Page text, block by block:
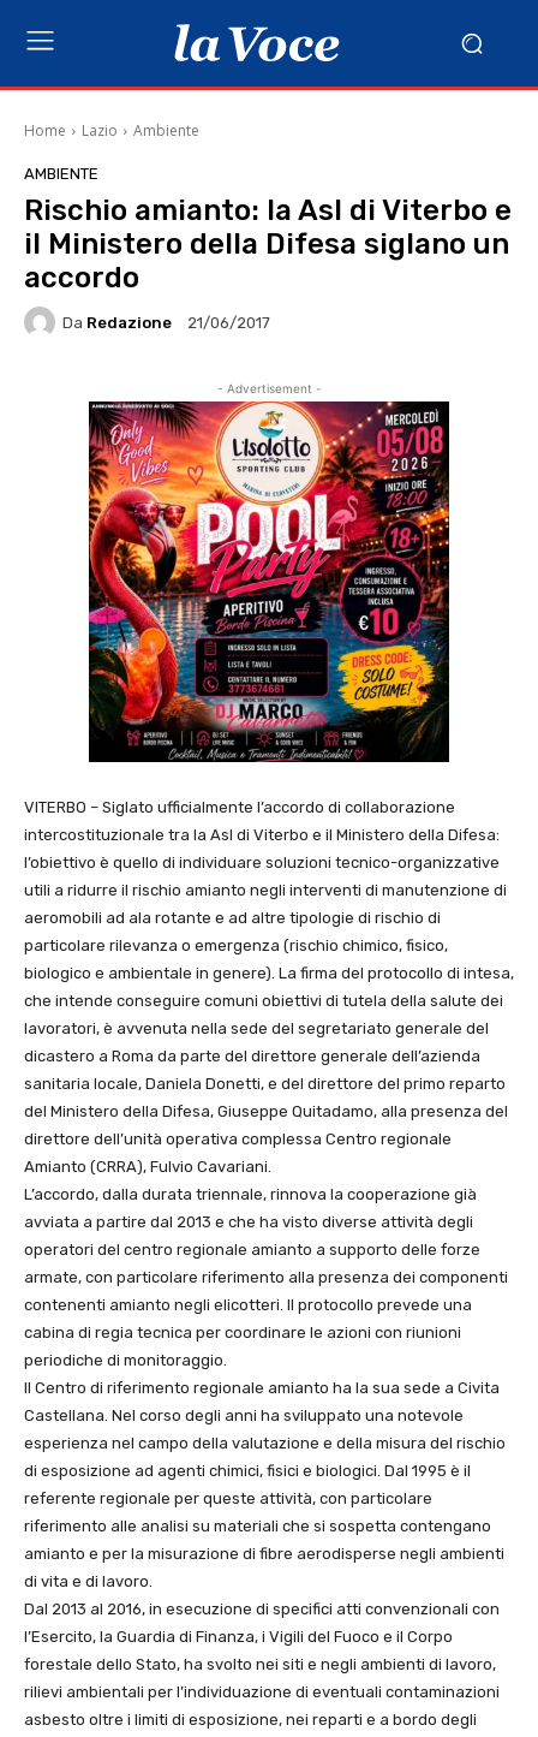
Home Lazio Ambiente
AMBIENTE
Rischio amianto: la Asl di Viterbo e
il Ministero della Difesa siglano un
accordo
Da Redazione 21/06/2017
- Advertisement -
VITERBO – Siglato ufficialmente l’accordo di collaborazione
intercostituzionale tra la Asl di Viterbo e il Ministero della Difesa:
l’obiettivo è quello di individuare soluzioni tecnico-organizzative
utili a ridurre il rischio amianto negli interventi di manutenzione di
aeromobili ad ala rotante e ad altre tipologie di rischio di
particolare rilevanza o emergenza (rischio chimico, fisico,
biologico e ambientale in genere). La firma del protocollo di intesa,
che intende conseguire comuni obiettivi di tutela della salute dei
lavoratori, è avvenuta nella sede del segretariato generale del
dicastero a Roma da parte del direttore generale dell’azienda
sanitaria locale, Daniela Donetti, e del direttore del primo reparto
del Ministero della Difesa, Giuseppe Quitadamo, alla presenza del
direttore dell’unità operativa complessa Centro regionale
Amianto (CRRA), Fulvio Cavariani.
L’accordo, dalla durata triennale, rinnova la cooperazione già
avviata a partire dal 2013 e che ha visto diverse attività degli
operatori del centro regionale amianto a supporto delle forze
armate, con particolare riferimento alla presenza dei componenti
contenenti amianto negli elicotteri. Il protocollo prevede una
cabina di regia tecnica per coordinare le azioni con riunioni
periodiche di monitoraggio.
Il Centro di riferimento regionale amianto ha la sua sede a Civita
Castellana. Nel corso degli anni ha sviluppato una notevole
esperienza nel campo della valutazione e della misura del rischio
di esposizione ad agenti chimici, fisici e biologici. Dal 1995 è il
referente regionale per queste attività, con particolare
riferimento alle analisi su materiali che si sospetta contengano
amianto e per la misurazione di fibre aerodisperse negli ambienti
di vita e di lavoro.
Dal 2013 al 2016, in esecuzione di specifici atti convenzionali con
l’Esercito, la Guardia di Finanza, i Vigili del Fuoco e il Corpo
forestale dello Stato, ha svolto nei siti e negli ambienti di lavoro,
rilievi ambientali per l’individuazione di eventuali contaminazioni
asbesto oltre i limiti di esposizione, nei reparti e a bordo degli